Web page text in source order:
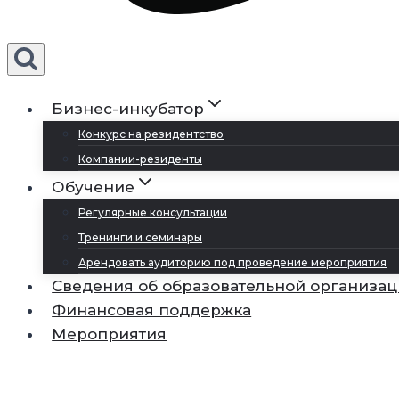
Бизнес-инкубатор
Конкурс на резидентство
Компании-резиденты
Обучение
Регулярные консультации
Тренинги и семинары
Арендовать аудиторию под проведение мероприятия
Сведения об образовательной
Финансовая поддержка
Мероприятия